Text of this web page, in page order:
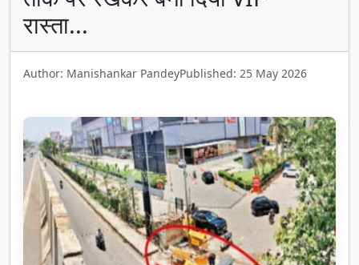
रास्ता...
Author: Manishankar PandeyPublished: 25 May 2026